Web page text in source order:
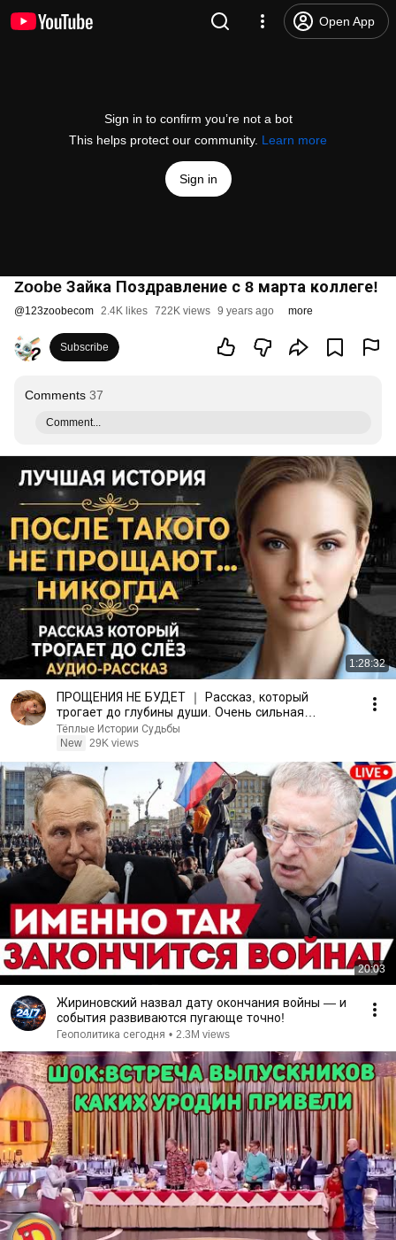
Open App
Sign in to confirm you’re not a bot
This helps protect our community. Learn more
Sign in
Zoobe Зайка Поздравление с 8 марта коллеге!
@123zoobecom 2.4K likes 722K views 9 years ago more
Subscribe
Comments 37
Comment...
1:28:32
ПРОЩЕНИЯ НЕ БУДЕТ ｜ Рассказ, который
трогает до глубины души. Очень сильная
история ｜ Аудио рассказ.
Тёплые Истории Судьбы
New 29K views
20:03
Жириновский назвал дату окончания войны — и
события развиваются пугающе точно!
Геополитика сегодня • 2.3M views